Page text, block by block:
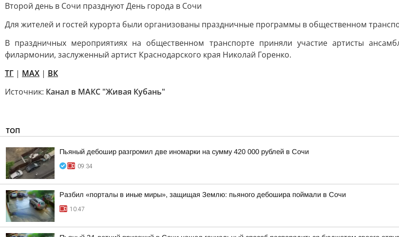
Второй день в Сочи празднуют День города в Сочи
Для жителей и гостей курорта были организованы праздничные программы в общественном
В праздничных мероприятиях на общественном транспорте приняли участие артисты
филармонии, заслуженный артист Краснодарского края Николай Горенко.
TГ | MAX | ВК
Источник: Канал в МАКС "Живая Кубань"
ТОП
Пьяный дебошир разгромил две иномарки на сумму 420 000 рублей в Сочи
09:34
Разбил «порталы в иные миры», защищая Землю: пьяного дебошира поймали в Сочи
10:47